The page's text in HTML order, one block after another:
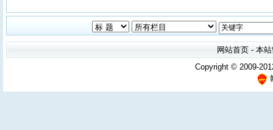
网站首页- 本
Copyright © 2009-